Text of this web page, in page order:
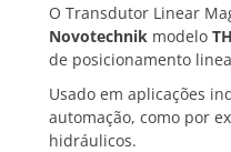
O Transdutor Linear
Novotechnik modelo
de posicionamento
Usado em aplicações
automação, como por
hidráulicos.